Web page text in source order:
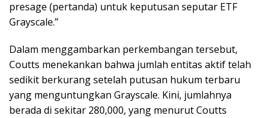
presage (pertanda) untuk keputusan seputar ETF
Grayscale.”
Dalam menggambarkan perkembangan tersebut,
Coutts menekankan bahwa jumlah entitas aktif telah
sedikit berkurang setelah putusan hukum terbaru
yang menguntungkan Grayscale. Kini, jumlahnya
berada di sekitar 280,000, yang menurut Coutts